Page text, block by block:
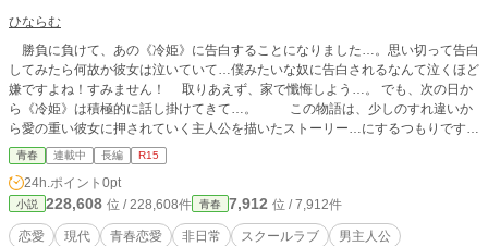
ひならむ
勝負に負けて、あの《冷姫》に告白することになりました…。思い切って告白
してみたら何故か彼女は泣いていて…僕みたいな奴に告白されるなんて泣くほど
嫌ですよね！すみません！ 取りあえず、家で懺悔しよう…。 でも、次の日か
ら《冷姫》は積極的に話し掛けてきて…。 この物語は、少しのすれ違いか
ら愛の重い彼女に押されていく主人公を描いたストーリー…にするつもりです。
現在第１章進行中。２章は、イチャラブ予定。 恋愛モノは初投稿です！ 駄作で
すが、暇な時間に少し読んでいただけたら幸いです！ ⚠︎誤字脱字や、感想お待
ちしてますっ！ なろうにも投稿しております。
青春 連載中 長編 R15
24h.ポイント 0pt
小説 228,608 位 / 228,608件 青春 7,912 位 / 7,912件
恋愛 現代 青春恋愛 非日常 スクールラブ 男主人公